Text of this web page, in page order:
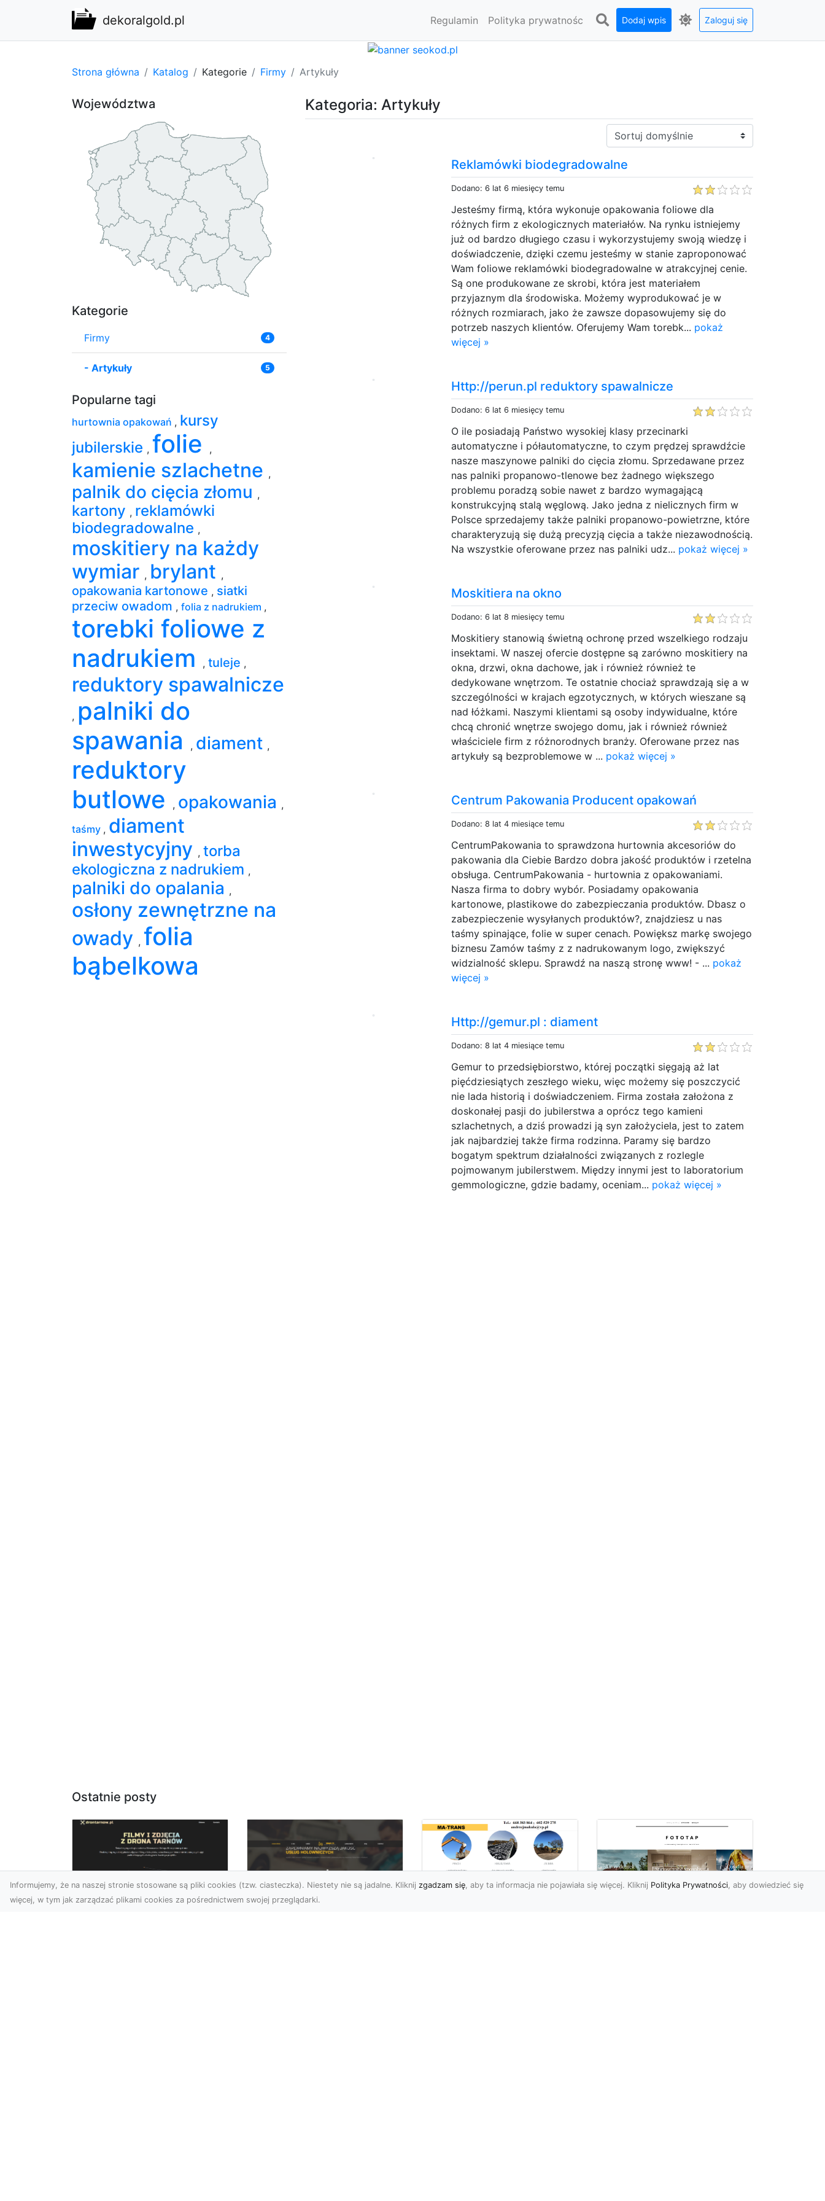
dekoralgold.pl Regulamin Polityka prywatnośc Dodaj wpis Zaloguj się
Strona główna Katalog Kategorie Firmy Artykuły
Kategoria: Artykuły
Sortuj:
Reklamówki biodegradowalne
Dodano: 6 lat 6 miesięcy temu
Jesteśmy firmą, która wykonuje opakowania foliowe dla
różnych firm z ekologicznych materiałów. Na rynku istniejemy
już od bardzo długiego czasu i wykorzystujemy swoją wiedzę i
doświadczenie, dzięki czemu jesteśmy w stanie zaproponować
Wam foliowe reklamówki biodegradowalne w atrakcyjnej cenie.
Są one produkowane ze skrobi, która jest materiałem
przyjaznym dla środowiska. Możemy wyprodukować je w
różnych rozmiarach, jako że zawsze dopasowujemy się do
potrzeb naszych klientów. Oferujemy Wam torebk... pokaż
więcej »
Http://perun.pl reduktory spawalnicze
Dodano: 6 lat 6 miesięcy temu
O ile posiadają Państwo wysokiej klasy przecinarki
automatyczne i półautomatyczne, to czym prędzej sprawdźcie
nasze maszynowe palniki do cięcia złomu. Sprzedawane przez
nas palniki propanowo-tlenowe bez żadnego większego
problemu poradzą sobie nawet z bardzo wymagającą
konstrukcyjną stalą węglową. Jako jedna z nielicznych firm w
Polsce sprzedajemy także palniki propanowo-powietrzne, które
charakteryzują się dużą precyzją cięcia a także niezawodnością.
Na wszystkie oferowane przez nas palniki udz... pokaż więcej »
Moskitiera na okno
Dodano: 6 lat 8 miesięcy temu
Moskitiery stanowią świetną ochronę przed wszelkiego rodzaju
insektami. W naszej ofercie dostępne są zarówno moskitiery na
okna, drzwi, okna dachowe, jak i również również te
dedykowane wnętrzom. Te ostatnie chociaż sprawdzają się a w
szczególności w krajach egzotycznych, w których wieszane są
nad łóżkami. Naszymi klientami są osoby indywidualne, które
chcą chronić wnętrze swojego domu, jak i również również
właściciele firm z różnorodnych branży. Oferowane przez nas
artykuły są bezproblemowe w ... pokaż więcej »
Centrum Pakowania Producent opakowań
Dodano: 8 lat 4 miesiące temu
CentrumPakowania to sprawdzona hurtownia akcesoriów do
pakowania dla Ciebie Bardzo dobra jakość produktów i rzetelna
obsługa. CentrumPakowania - hurtownia z opakowaniami.
Nasza firma to dobry wybór. Posiadamy opakowania
kartonowe, plastikowe do zabezpieczania produktów. Dbasz o
zabezpieczenie wysyłanych produktów?, znajdziesz u nas
taśmy spinające, folie w super cenach. Powiększ markę swojego
biznesu Zamów taśmy z z nadrukowanym logo, zwiększyć
widzialność sklepu. Sprawdź na naszą stronę www! - ... pokaż
więcej »
Http://gemur.pl : diament
Dodano: 8 lat 4 miesiące temu
Gemur to przedsiębiorstwo, której początki sięgają aż lat
pięćdziesiątych zeszłego wieku, więc możemy się poszczycić
nie lada historią i doświadczeniem. Firma została założona z
doskonałej pasji do jubilerstwa a oprócz tego kamieni
szlachetnych, a dziś prowadzi ją syn założyciela, jest to zatem
jak najbardziej także firma rodzinna. Paramy się bardzo
bogatym spektrum działalności związanych z rozlegle
pojmowanym jubilerstwem. Między innymi jest to laboratorium
gemmologiczne, gdzie badamy, oceniam... pokaż więcej »
Województwa
Kategorie
Firmy 4
- Artykuły 5
Popularne tagi
hurtownia opakowań , kursy
jubilerskie , folie ,
kamienie szlachetne ,
palnik do cięcia złomu ,
kartony , reklamówki
biodegradowalne ,
moskitiery na każdy
wymiar , brylant ,
opakowania kartonowe , siatki
przeciw owadom , folia z nadrukiem ,
torebki foliowe z
nadrukiem
, tuleje ,
reduktory spawalnicze
, palniki do
spawania
, diament ,
reduktory
butlowe
, opakowania ,
taśmy , diament
inwestycyjny , torba
ekologiczna z nadrukiem ,
palniki do opalania ,
osłony zewnętrzne na
owady , folia
bąbelkowa
Ostatnie posty
Informujemy, że na naszej stronie stosowane są pliki cookies (tzw. ciasteczka). Niestety nie są jadalne. Kliknij zgadzam się, aby ta informacja nie pojawiała się więcej. Kliknij Polityka Prywatności, aby dowiedzieć się
więcej, w tym jak zarządzać plikami cookies za pośrednictwem swojej przeglądarki.